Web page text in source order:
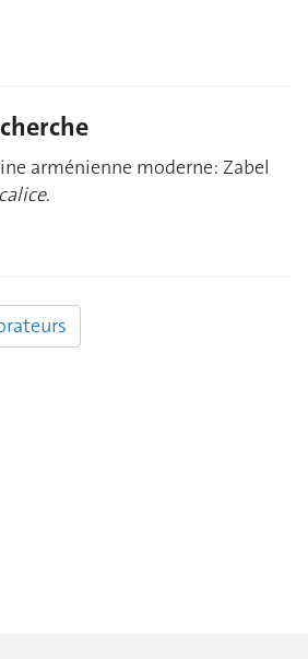
arménienne moderne: Zabel
.